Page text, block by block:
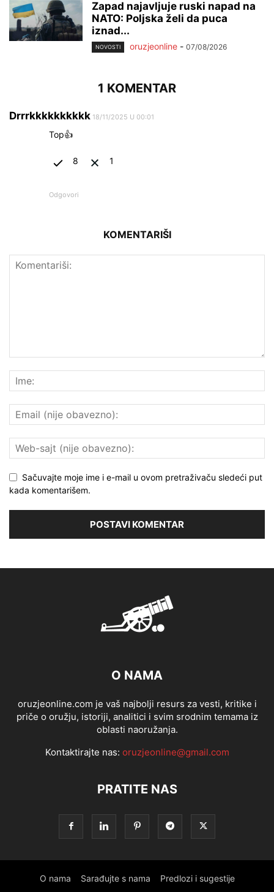
Zapad najavljuje ruski napad na
NATO: Poljska želi da puca
iznad...
NOVOSTI oruzjeonline - 07/08/2026
1 KOMENTAR
Drrrkkkkkkkkkk 18/11/2025 U 00:01
Top👍
8 1
Odgovori
KOMENTARIŠI
Sačuvajte moje ime i e-mail u ovom pretraživaču sledeći put
kada komentarišem.
O NAMA
oruzjeonline.com je vaš najbolji resurs za vesti, kritike i
priče o oružju, istoriji, analitici i svim srodnim temama iz
oblasti naoružanja.
Kontaktirajte nas: oruzjeonline@gmail.com
PRATITE NAS
O nama Sarađujte s nama Predlozi i sugestije